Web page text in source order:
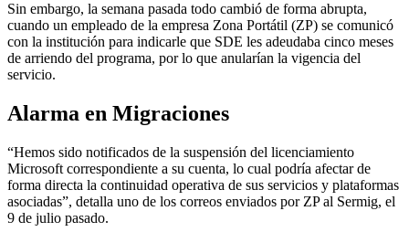
Sin embargo, la semana pasada todo cambió de forma abrupta,
cuando un empleado de la empresa Zona Portátil (ZP) se comunicó
con la institución para indicarle que SDE les adeudaba cinco meses
de arriendo del programa, por lo que anularían la vigencia del
servicio.
Alarma en Migraciones
“Hemos sido notificados de la suspensión del licenciamiento
Microsoft correspondiente a su cuenta, lo cual podría afectar de
forma directa la continuidad operativa de sus servicios y plataformas
asociadas”, detalla uno de los correos enviados por ZP al Sermig, el
9 de julio pasado.